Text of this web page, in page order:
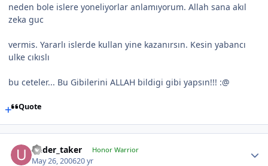
neden bole islere yoneliyorlar anlamıyorum. Allah sana akıl
zeka guc
vermis. Yararlı islerde kullan yine kazanırsın. Kesin yabancı
ulke cıkıslı
bu ceteler... Bu Gibilerini ALLAH bildigi gibi yapsın!!! :@
Quote
under_taker Honor Warrior
May 26, 200620 yr